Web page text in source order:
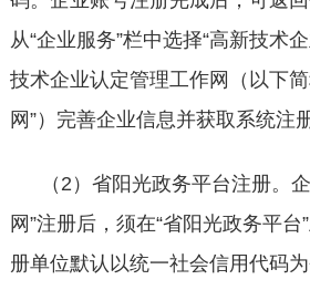
从“企业服务”栏中选择“高新技术
技术企业认定管理工作网（以下
网”）完善企业信息并获取系统注
（ 2）省阳光政务平台注册。
网”注册后，须在“省阳光政务平
册单位默认以统一社会信用代码